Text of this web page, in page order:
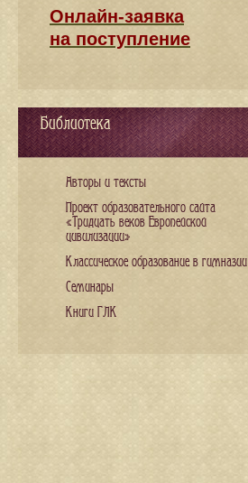
Онлайн-заявка
на поступление
Библиотека
Авторы и тексты
Проект образовательного сайта
«Тридцать веков Европейской
цивилизации»
Классическое образование в гимназии
Семинары
Книги ГЛК